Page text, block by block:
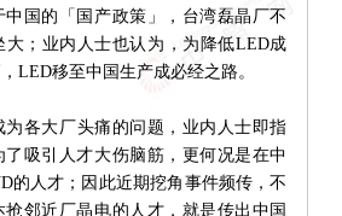
国的「国产政策」，台湾磊晶厂不
大；业内人士也认为，为降低LED成
LED移至中国生产成必经之路。
为各大厂头痛的问题，业内人士即指
吸引人才大伤脑筋，更何况是在中
的人才；因此近期挖角事件频传，不
邻近厂晶电的人才，就是传出中国